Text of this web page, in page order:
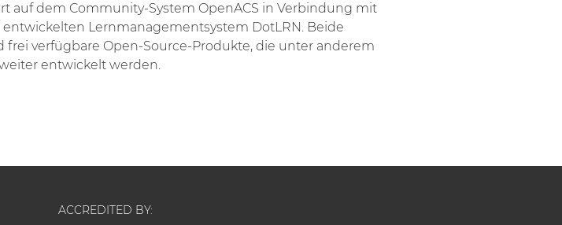
auf dem Community-System OpenACS in Verbindung mit
entwickelten Lernmanagementsystem DotLRN. Beide
frei verfügbare Open-Source-Produkte, die unter anderem
entwickelt werden.
ACCREDITED BY: